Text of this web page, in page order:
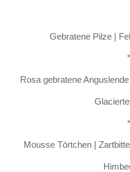
Gebratene Pilze |
Rosa gebratene
Mousse Törtchen |